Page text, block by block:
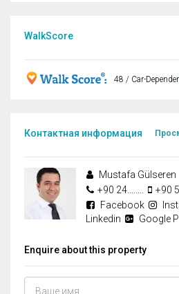
WalkScore
48 / Car-
Контактная информация
Mustafa Gülseren
+90 24........
+90
Facebook
Linkedin
Google
Enquire about this property